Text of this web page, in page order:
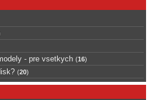
- pre vsetkych (16)
(20)